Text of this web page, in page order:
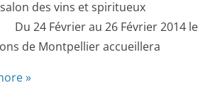
des vins et spiritueux
24 Février au 26 Février 2014 le
de Montpellier accueillera
»